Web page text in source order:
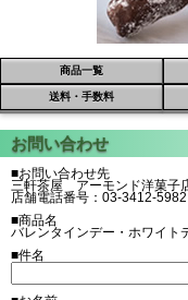
商品一覧
送料・手数料
■お問い合わせ先
三軒茶屋 アーモンド洋菓子
店舗電話番号：03-3412-5982
■商品名
バレンタインデー・ホワイト
■件名